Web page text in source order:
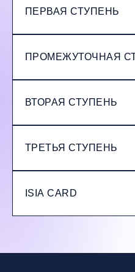
ПЕРВАЯ СТУПЕНЬ
ВТОРАЯ СТУПЕНЬ
ТРЕТЬЯ СТУПЕНЬ
ISIA CARD